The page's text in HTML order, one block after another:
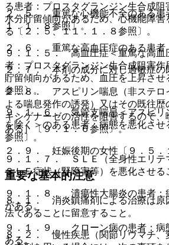
る患者：プロスタグランジン生合成阻
水分貯留傾向があるため、心機能障
る〔２．５、１１．１．８参照〕。
９．１．５． 高血圧症＜重篤な高血
者：プロスタグランジン生合成阻害作
貯留傾向があるため、血圧を上昇させ
参照〕。
９．１．６． 気管支喘息＜アスピリ
を除く＞のある患者：病態を悪化させ
参照〕。
９．１．７． ＳＬＥ（全身性エリテ
ＳＬＥ症状（腎障害等）を悪化させる
９．１．８． 潰瘍性大腸炎の患者：
がある。
９．１．９． クローン病の患者：病
ある。
２．５． 重篤な心機能不全のある患
１．１．８参照〕。
２．６． 重篤な高血圧症のある患者
２．７． 本剤の成分に対し過敏症の
２．８． アスピリン喘息（非ステロ
よる喘息発作の誘発）又はその既往
キシゲナーゼの活性を阻害するので
ある］〔９．１．６参照〕。
２．９． 妊娠後期の女性〔９．５．
重要な基本的注意
８．１． 消炎鎮痛剤による治療は原
法であることに留意すること。
８．２． 慢性疾患（関節リウマチ、